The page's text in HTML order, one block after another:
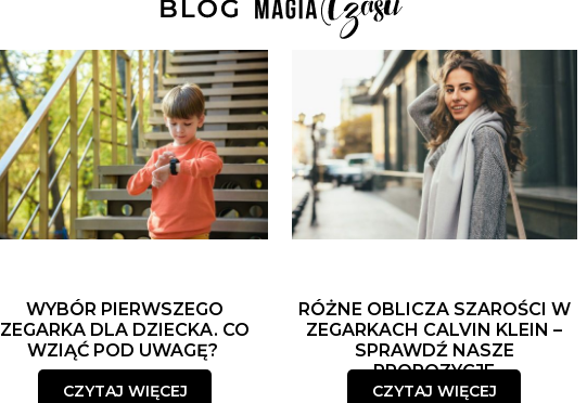
WYBÓR PIERWSZEGO
ZEGARKA DLA DZIECKA. CO
WZIĄĆ POD UWAGĘ?
CZYTAJ WIĘCEJ
RÓŻNE OBLICZA SZAROŚCI W
ZEGARKACH CALVIN KLEIN –
SPRAWDŹ NASZE
PROPOZYCJE
CZYTAJ WIĘCEJ